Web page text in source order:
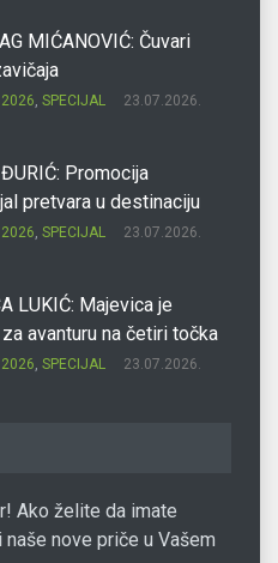
MIĆANOVIĆ: Čuvari
, SPECIJAL 23.07.2026.
Promocija
pretvara u destinaciju
, SPECIJAL 23.07.2026.
LUKIĆ: Majevica je
avanturu na četiri točka
, SPECIJAL 23.07.2026.
Ako želite da imate
nove priče u Vašem